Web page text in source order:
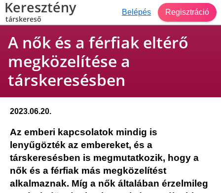
Keresztény
társkereső
Belépés Regisztráció
A nők és a férfiak eltérő
megközelítése a
társkeresésben
2023.06.20.
Az emberi kapcsolatok mindig is
lenyűgözték az embereket, és a
társkeresésben is megmutatkozik, hogy a
nők és a férfiak más megközelítést
alkalmaznak. Míg a nők általában érzelmileg